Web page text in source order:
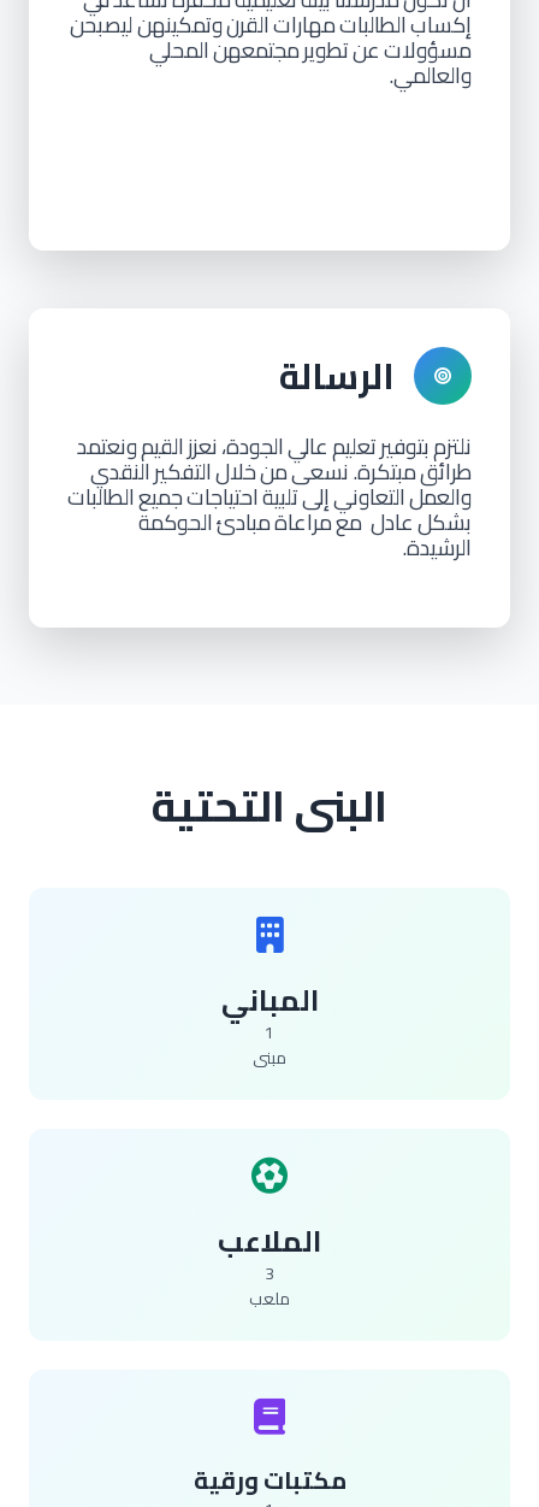
إكسابالطالباتمهاراتالقرنوتمكينهن ليصبحن
مسؤولاتعنتطويرمجتمعهنالمحلي
والعالمي.
الرسالة
نلتزمبتوفيرتعليمعالي الجودة،نعززالقيمونعتمد
طرائقمبتكرة. نسعىمنخلالالتفكيرالنقدي
والعملالتعاوني إلى تلبيةاحتياجاتجميعالطالبات
بشكلعادلمعمراعاةمبادئالحوكمة
الرشيدة.
البنى التحتية
المباني
مبنى
الملاعب
3
ملعب
مكتبات ورقية